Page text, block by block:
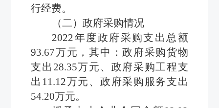
行经费。
（二）政府采购情况
2022年度政府采购支出总额
93.67万元，其中：政府采购货物
支出 28.35万元、政府采购工程支
出 11.12万元、政府采购服务支出
54.20万元。